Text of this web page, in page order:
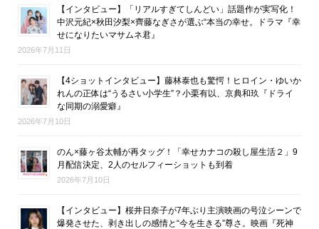
【インタビュー】「リアルすぎてしんどい」話題作が実写化！
中沢元紀×秋田汐梨×齊藤なぎさが選ぶ“本当の幸せ。ドラマ『幸
せになりたいマサムネ君』
2026年7月11日
【4ショットインタビュー】藤林泰也も驚愕！ヒロイン・ゆいか
れんの正体は“うるさい小学生”？小栗有以、京典和玖『ドライ
な同期の溺愛癖』
2026年7月10日
のん×藤ヶ谷太輔が再タッグ！「幸せカナコの殺し屋生活２」9
月配信決定、2人のセルフィーショットも到着
2026年7月10日
【インタビュー】桜井日奈子が7年ぶり主演映画の号泣シーンで
爆発させた、剥き出しの感情と“今を生きる”尊さ。映画『死神